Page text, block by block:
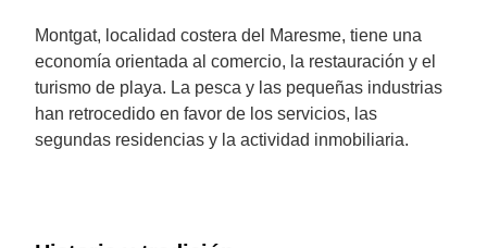
Montgat, localidad costera del Maresme, tiene una
economía orientada al comercio, la restauración y el
turismo de playa. La pesca y las pequeñas industrias
han retrocedido en favor de los servicios, las
segundas residencias y la actividad inmobiliaria.